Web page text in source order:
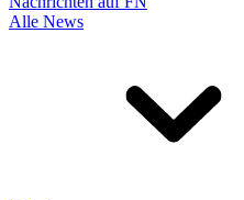
Alle News